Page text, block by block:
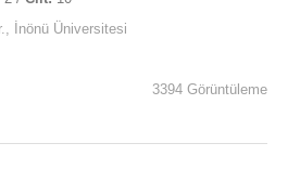
İnönü Üniversitesi
3394 Görüntüleme